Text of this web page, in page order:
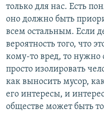
только для нас. Есть
оно должно быть
всем остальным. Если
вероятность того, что
кому-то вред, то
просто изолировать
как выносить мусор,
его интересы, и
обществе может быть